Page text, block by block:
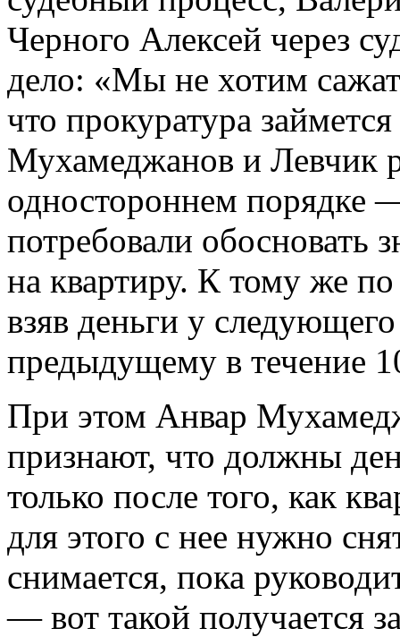
Черного Алексей через
дело: «Мы не хотим
что прокуратура
Мухамеджанов и Левчик
одностороннем порядке
потребовали обосновать
на квартиру. К тому же
взяв деньги у
предыдущему в течение
При этом Анвар
признают, что должны
только после того, как
для этого с нее нужно
снимается, пока
— вот такой получается